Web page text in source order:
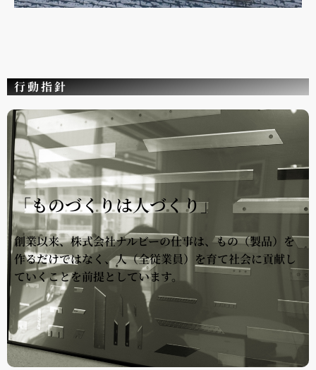
行動指針
「ものづくりは人づくり」
創業以来、株式会社ナルビーの仕事は、もの（製品）を
作るだけではなく、人（全従業員）を育て社会に貢献し
ていくことを前提としています。